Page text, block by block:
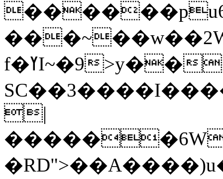
f�ߌI~�9>y���Fs�s6c�����ki.V"�eo���{����mnZ�`�eO{v�AP��$B��)5)S&r�?
|